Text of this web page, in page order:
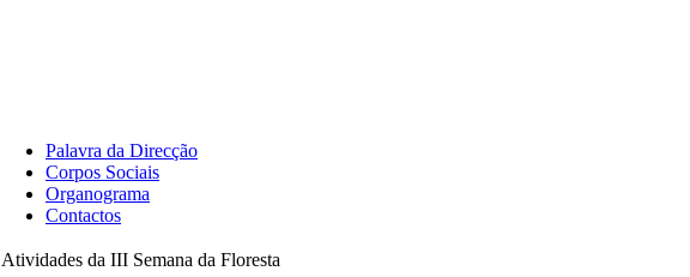
Palavra da Direcção
Corpos Sociais
Organograma
Contactos
Atividades da III Semana da Floresta